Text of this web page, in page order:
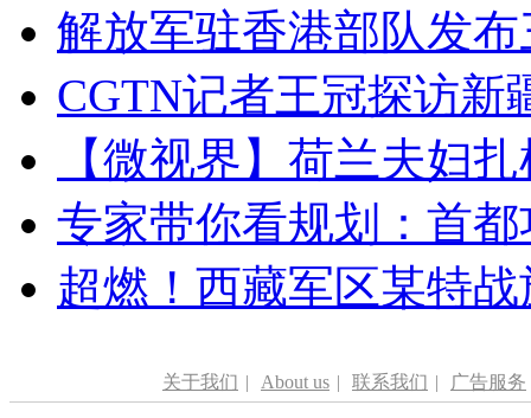
解放军驻香港部队发
CGTN记者王冠探访新
【微视界】荷兰夫妇
专家带你看规划：首
超燃！西藏军区某特
关于我们 | About us | 联系我们 | 广告服务